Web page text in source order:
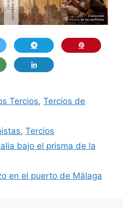
Tercios,Tercios de
,Tercios
bajo el prisma de la
en el puerto de Málaga